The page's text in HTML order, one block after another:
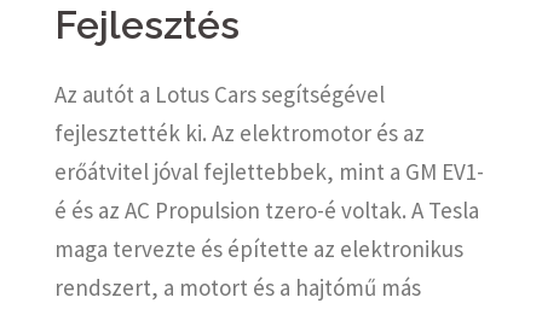
Fejlesztés
Az autót a Lotus Cars segítségével
fejlesztették ki. Az elektromotor és az
erőátvitel jóval fejlettebbek, mint a GM EV1-
é és az AC Propulsion tzero-é voltak. A Tesla
maga tervezte és építette az elektronikus
rendszert, a motort és a hajtómű más